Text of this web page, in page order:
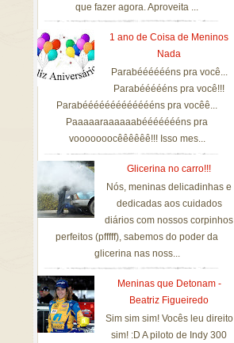
que fazer agora. Aproveita ...
1 ano de Coisa de Meninos
Nada
Parabééééééns pra você...
Parabéééééns pra você!!!
Parabéééééééééééééns pra vocêê...
Paaaaaraaaaaabéééééééns pra
vooooooocêêêêêê!!! Isso mes...
Glicerina no carro!!!
Nós, meninas delicadinhas e
dedicadas aos cuidados
diários com nossos corpinhos
perfeitos (pfffff), sabemos do poder da
glicerina nas noss...
Meninas que Detonam -
Beatriz Figueiredo
Sim sim sim! Vocês leu direito
sim! :D A piloto de Indy 300